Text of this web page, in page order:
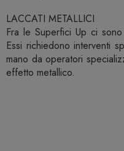
LACCATI METALLICI
Fra le Superfici Up ci
Essi richiedono interventi
mano da operatori
effetto metallico.